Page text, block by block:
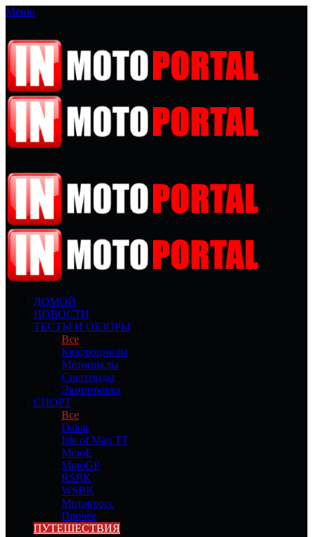
Меню
ДОМОЙ
НОВОСТИ
ТЕСТЫ И ОБЗОРЫ
Все
Квадроциклы
Мотоциклы
Снегоходы
Экипировка
СПОРТ
Все
Dakar
Isle of Man TT
MotoE
MotoGP
RSBK
WSBK
Мотокросс
Прочее
ПУТЕШЕСТВИЯ